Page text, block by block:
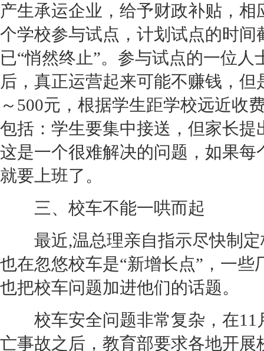
产生承运企业，给予财政补贴，
个学校参与试点，计划试点的时
已“悄然终止”。参与试点的一位
后，真正运营起来可能不赚钱，
～500元，根据学生距学校远近收
包括：学生要集中接送，但家长
这是一个很难解决的问题，如果
就要上班了。
三、校车不能一哄而起
最近,温总理亲自指示尽快制定
也在忽悠校车是“新增长点”，一
也把校车问题加进他们的话题。
校车安全问题非常复杂，在11
亡事故之后，教育部要求各地开